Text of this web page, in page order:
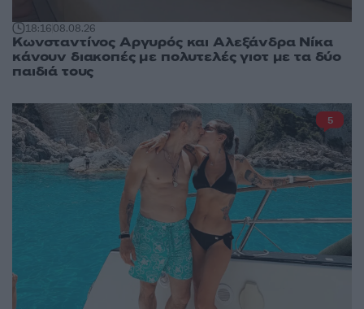
18:1608.08.26
Κωνσταντίνος Αργυρός και Αλεξάνδρα Νίκα
κάνουν διακοπές με πολυτελές γιοτ με τα δύο
παιδιά τους
5